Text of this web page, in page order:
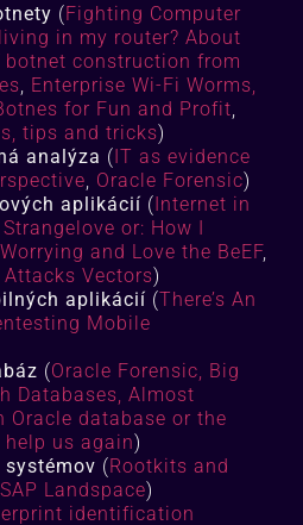
(Fighting Computer
living in my router? About
construction from
Enterprise Wi-Fi Worms,
for Fun and Profit
tips and tricks)
analýza (IT as evidence
Oracle Forensic)
aplikácií (Internet in
Strangelove or: How I
and Love the BeEF,
Attacks Vectors)
aplikácií (There’s An
Mobile
(Oracle Forensic Big
Databases,Almost
Oracle database or the
help us again)
systémov (Rootkits and
Landspace)
identification